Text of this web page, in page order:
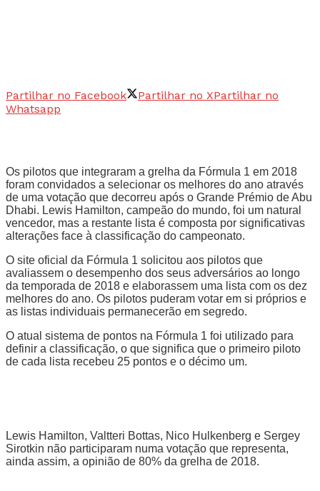
Partilhar no Facebook Partilhar no XPartilhar no
Whatsapp
Os pilotos que integraram a grelha da Fórmula 1 em 2018
foram convidados a selecionar os melhores do ano através
de uma votação que decorreu após o Grande Prémio de Abu
Dhabi. Lewis Hamilton, campeão do mundo, foi um natural
vencedor, mas a restante lista é composta por significativas
alterações face à classificação do campeonato.
O site oficial da Fórmula 1 solicitou aos pilotos que
avaliassem o desempenho dos seus adversários ao longo
da temporada de 2018 e elaborassem uma lista com os dez
melhores do ano. Os pilotos puderam votar em si próprios e
as listas individuais permanecerão em segredo.
O atual sistema de pontos na Fórmula 1 foi utilizado para
definir a classificação, o que significa que o primeiro piloto
de cada lista recebeu 25 pontos e o décimo um.
Lewis Hamilton, Valtteri Bottas, Nico Hulkenberg e Sergey
Sirotkin não participaram numa votação que representa,
ainda assim, a opinião de 80% da grelha de 2018.